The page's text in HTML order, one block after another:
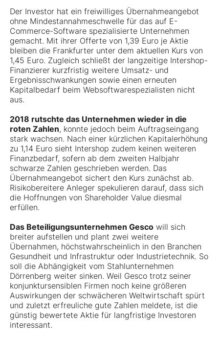
Der Investor hat ein freiwilliges Übernahmeangebot
ohne Mindestannahmeschwelle für das auf E-
Commerce-Software spezialisierte Unternehmen
gemacht. Mit ihrer Offerte von 1,39 Euro je Aktie
bleiben die Frankfurter unter dem aktuellen Kurs von
1,45 Euro. Zugleich schließt der langzeitige Intershop-
Finanzierer kurzfristig weitere Umsatz- und
Ergebnisschwankungen sowie einen erneuten
Kapitalbedarf beim Websoftwarespezialisten nicht
aus.
2018 rutschte das Unternehmen wieder in die
roten Zahlen, konnte jedoch beim Auftragseingang
stark wachsen. Nach einer kürzlichen Kapitalerhöhung
zu 1,14 Euro sieht Intershop zudem keinen weiteren
Finanzbedarf, sofern ab dem zweiten Halbjahr
schwarze Zahlen geschrieben werden. Das
Übernahmeangebot sichert den Kurs zunächst ab.
Risikobereitere Anleger spekulieren darauf, dass sich
die Hoffnungen von Shareholder Value diesmal
erfüllen.
Das Beteiligungsunternehmen Gesco will sich
breiter aufstellen und plant zwei weitere
Übernahmen, höchstwahrscheinlich in den Branchen
Gesundheit und Infrastruktur oder Industrietechnik. So
soll die Abhängigkeit vom Stahlunternehmen
Dörrenberg weiter sinken. Weil Gesco trotz seiner
konjunktursensiblen Firmen noch keine größeren
Auswirkungen der schwächeren Weltwirtschaft spürt
und zuletzt erfreuliche gute Zahlen meldete, ist die
günstig bewertete Aktie für langfristige Investoren
interessant.